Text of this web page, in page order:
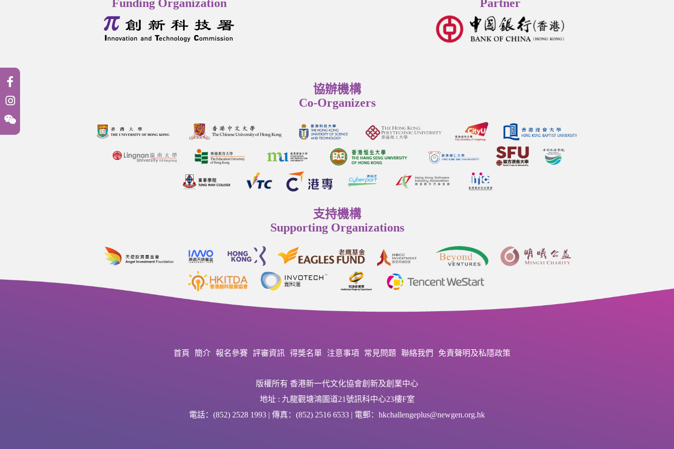
Funding Organization Partner
協辦機構
Co-Organizers
支持機構
Supporting Organizations
首頁 簡介 報名參賽 評審資訊 得獎名單 注意事項 常見問題 聯絡我們 免責聲明及私隱政策
版權所有 香港新一代文化協會創新及創業中心
地址 : 九龍觀塘鴻圖道21號訊科中心23樓F室
電話：(852) 2528 1993 | 傳真：(852) 2516 6533 | 電郵：hkchallengeplus@newgen.org.hk